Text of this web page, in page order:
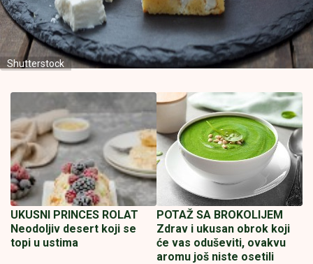
Shutterstock
UKUSNI PRINCES ROLAT
Neodoljiv desert koji se
topi u ustima
POTAŽ SA BROKOLIJEM
Zdrav i ukusan obrok koji
će vas oduševiti, ovakvu
aromu još niste osetili